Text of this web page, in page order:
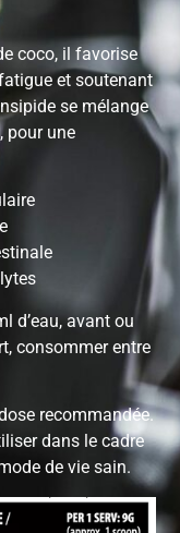
coco, il favorise
et soutenant
se mélange
pour une
d’eau, avant ou
consommer entre
recommandée.
dans le cadre
de vie sain.